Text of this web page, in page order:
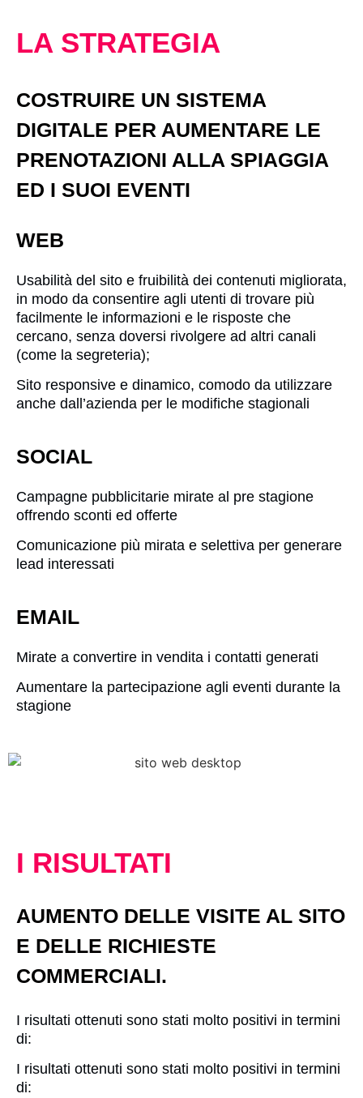
LA STRATEGIA
COSTRUIRE UN SISTEMA
DIGITALE PER AUMENTARE LE
PRENOTAZIONI ALLA SPIAGGIA
ED I SUOI EVENTI
WEB
Usabilità del sito e fruibilità dei contenuti migliorata,
in modo da consentire agli utenti di trovare più
facilmente le informazioni e le risposte che
cercano, senza doversi rivolgere ad altri canali
(come la segreteria);
Sito responsive e dinamico, comodo da utilizzare
anche dall’azienda per le modifiche stagionali
SOCIAL
Campagne pubblicitarie mirate al pre stagione
offrendo sconti ed offerte
Comunicazione più mirata e selettiva per generare
lead interessati
EMAIL
Mirate a convertire in vendita i contatti generati
Aumentare la partecipazione agli eventi durante la
stagione
I RISULTATI
AUMENTO DELLE VISITE AL SITO
E DELLE RICHIESTE
COMMERCIALI.
I risultati ottenuti sono stati molto positivi in termini
di:
I risultati ottenuti sono stati molto positivi in termini
di: